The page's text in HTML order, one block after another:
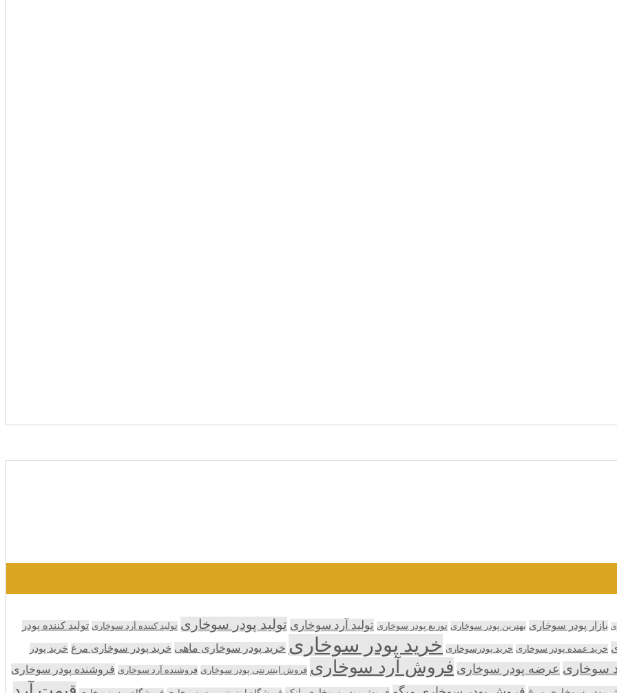
بازار پودر سوخاری بهترین پودر سوخاری توزیع پودر سوخاری تولید آرد سوخاری تولید پودر سوخاری تولید کننده آرد سوخاری تولید کننده پودر
خرید عمده پودر سوخاری خرید پودرسوخاری خرید پودر سوخاری خرید پودر سوخاری ماهی خرید پودر سوخاری مرغ خرید پودر
سوخاری عرضه پودر سوخاری فروش آرد سوخاری فروش اینترنتی پودر سوخاری فروشنده آرد سوخاری فروشنده پودر سوخاری